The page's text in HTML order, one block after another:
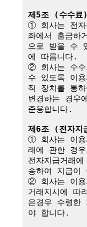
제5조 (수수료)
① 회사는 전자
좌에서 출금하
으로 받을 수
에 따릅니다.
② 회사는 수수
수 있도록 이
적 장치를 통
변경하는 경우
준용합니다.
제6조 (전자지
① 회사는 이용
래에 관한 경
전자지급거래
송하여 지급이
② 회사는 이용
거래지시에 따
은경우 수령한
야 합니다.